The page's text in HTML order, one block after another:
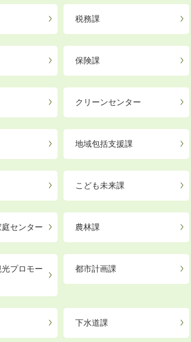
税務課
保険課
クリーンセンター
地域包括支援課
こども未来課
センター 農林課
プロモー
都市計画課
下水道課